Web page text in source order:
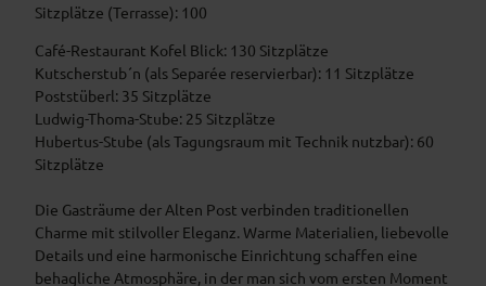
Sitzplätze (Terrasse): 100
Café-Restaurant Kofel Blick: 130 Sitzplätze
Kutscherstub´n (als Separée reservierbar): 11 Sitzplätze
Poststüberl: 35 Sitzplätze
Ludwig-Thoma-Stube: 25 Sitzplätze
Hubertus-Stube (als Tagungsraum mit Technik nutzbar): 60
Sitzplätze
Die Gasträume der Alten Post verbinden traditionellen
Charme mit stilvoller Eleganz. Warme Materialien, liebevolle
Details und eine harmonische Einrichtung schaffen eine
behagliche Atmosphäre, in der man sich vom ersten Moment